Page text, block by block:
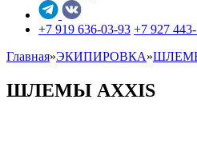
+7 919 636-03-93 +7 927 443-
Главная»ЭКИПИРОВКА»
ШЛЕМЫ AXXIS